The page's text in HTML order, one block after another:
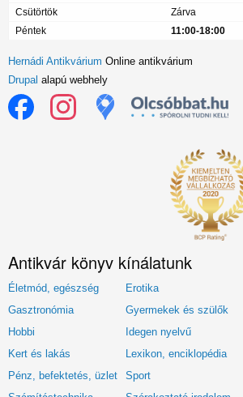
Csütörtök
Zárva
Péntek
11:00-18:00
Hernádi Antikvárium Online antikvárium
Drupal alapú webhely
Antikvár könyv kínálatunk
Életmód, egészség Erotika
Gasztronómia
Gyermekek és szülők
Hobbi
Idegen nyelvű
Kert és lakás
Lexikon, enciklopédia
Pénz, befektetés, üzlet
Sport